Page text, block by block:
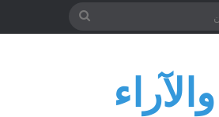
بحث